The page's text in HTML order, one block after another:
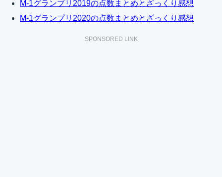
M-1グランプリ2019の点数まとめとざっくり感想
M-1グランプリ2020の点数まとめとざっくり感想
SPONSORED LINK